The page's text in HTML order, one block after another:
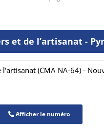
et de l’artisanat -
(CMA NA-64) -
Afficher le numéro